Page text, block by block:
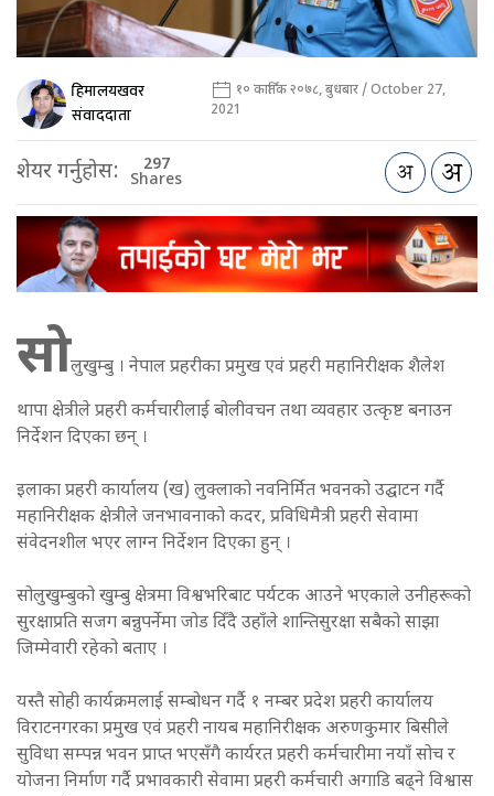
हिमालयखवर
संवाददाता
१० कार्तिक २०७८, बुधबार / October 27,
2021
शेयर गर्नुहोस: 297
Shares
सोलुखुम्बु । नेपाल प्रहरीका प्रमुख एवं प्रहरी महानिरीक्षक शैलेश
थापा क्षेत्रीले प्रहरी कर्मचारीलाई बोलीवचन तथा व्यवहार उत्कृष्ट बनाउन
निर्देशन दिएका छन् ।
इलाका प्रहरी कार्यालय (ख) लुक्लाको नवनिर्मित भवनको उद्घाटन गर्दै
महानिरीक्षक क्षेत्रीले जनभावनाको कदर, प्रविधिमैत्री प्रहरी सेवामा
संवेदनशील भएर लाग्न निर्देशन दिएका हुन् ।
सोलुखुम्बुको खुम्बु क्षेत्रमा विश्वभरिबाट पर्यटक आउने भएकाले उनीहरूको
सुरक्षाप्रति सजग बन्नुपर्नेमा जोड दिँदै उहाँले शान्तिसुरक्षा सबैको साझा
जिम्मेवारी रहेको बताए ।
यस्तै सोही कार्यक्रमलाई सम्बोधन गर्दै १ नम्बर प्रदेश प्रहरी कार्यालय
विराटनगरका प्रमुख एवं प्रहरी नायब महानिरीक्षक अरुणकुमार बिसीले
सुविधा सम्पन्न भवन प्राप्त भएसँगै कार्यरत प्रहरी कर्मचारीमा नयाँ सोच र
योजना निर्माण गर्दै प्रभावकारी सेवामा प्रहरी कर्मचारी अगाडि बढ्ने विश्वास